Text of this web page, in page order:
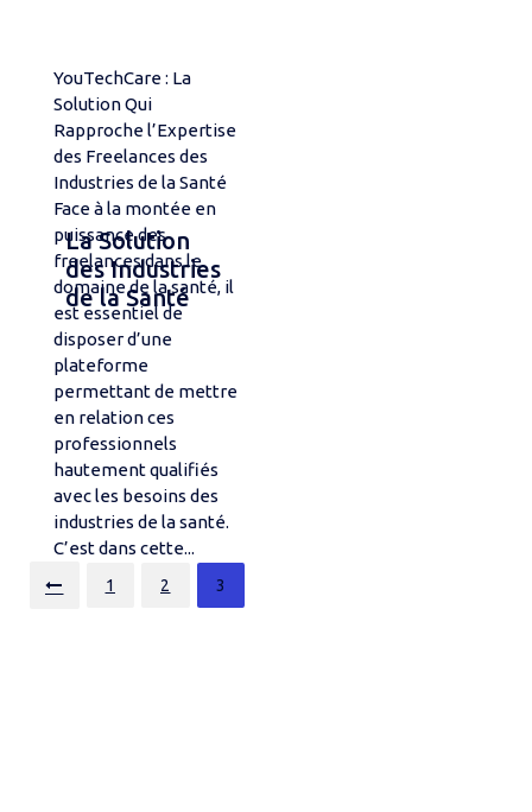
La Solution
des Industries
de la Santé
YouTechCare : La
Solution Qui
Rapproche l’Expertise
des Freelances des
Industries de la Santé
Face à la montée en
puissance des
freelances dans le
domaine de la santé, il
est essentiel de
disposer d’une
plateforme
permettant de mettre
en relation ces
professionnels
hautement qualifiés
avec les besoins des
industries de la santé.
C’est dans cette...
Posts
1 2 3